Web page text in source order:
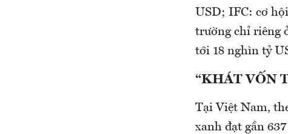
USD; IFC: cơ
trường chỉ riêng
tới 18 nghìn tỷ
“KHÁT VỐN
Tại Việt Nam,
xanh đạt gần